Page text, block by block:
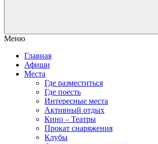
Меню
Главная
Афиши
Места
Где разместиться
Где поесть
Интересные места
Активный отдых
Кино – Театры
Прокат снаряжения
Клубы